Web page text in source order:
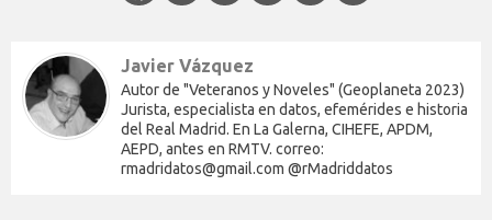
Javier Vázquez
Autor de "Veteranos y Noveles" (Geoplaneta 2023)
Jurista, especialista en datos, efemérides e historia
del Real Madrid. En La Galerna, CIHEFE, APDM,
AEPD, antes en RMTV. correo:
rmadridatos@gmail.com @rMadriddatos